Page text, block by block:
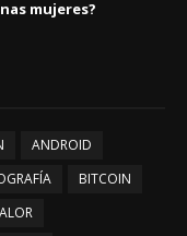
mujeres?
ANDROID
BITCOIN